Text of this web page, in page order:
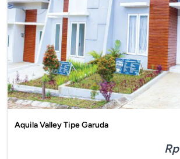
Aquila Valley Tipe Garuda